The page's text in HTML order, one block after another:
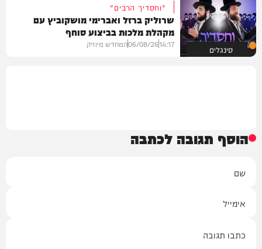
סינגלים
"וחסדיך הרבים"
שרוליק ברזל ואברימי מושקוביץ עם
מקהלת מלכות בביצוע סוחף
14:17
06/08/26המחדש מיוזיק
הוסף תגובה לכתבה